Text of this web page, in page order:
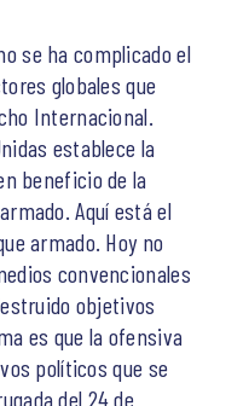
se ha complicado el
globales que
Internacional.
establece la
beneficio de la
Aquí está el
armado. Hoy no
convencionales
objetivos
es que la ofensiva
políticos que se
del 24 de